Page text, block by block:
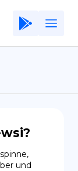
und